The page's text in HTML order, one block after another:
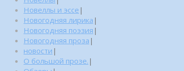
Новеллы и эссе |
Новогодняя лирика |
Новогодняя поэзия |
Новогодняя проза |
новости |
О большой прозе. |